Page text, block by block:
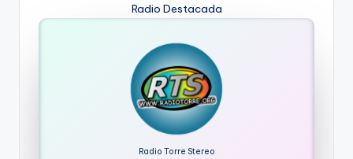
Radio Destacada
Radio Torre Stereo